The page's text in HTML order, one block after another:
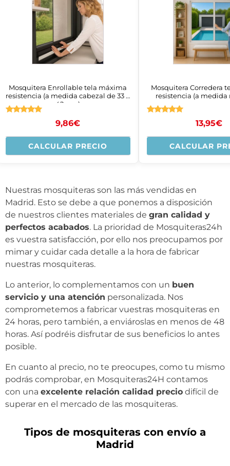
Mosquitera Enrollable tela máxima
resistencia (a medida cabezal de 33 o
42mm)
de 5
9,86€
CALCULAR PRECIO
Mosquitera Corredera
resistencia (a
de 5
13,95€
CALCULAR
Nuestras mosquiteras son las más vendidas en
Madrid. Esto se debe a que ponemos a disposición
de nuestros clientes materiales de gran calidad y
perfectos acabados. La prioridad de Mosquiteras24h
es vuestra satisfacción, por ello nos preocupamos por
mimar y cuidar cada detalle a la hora de fabricar
nuestras mosquiteras.
Lo anterior, lo complementamos con un buen
servicio y una atención personalizada. Nos
comprometemos a fabricar vuestras mosquiteras en
24 horas, pero también, a enviároslas en menos de 48
horas. Así podréis disfrutar de sus beneficios lo antes
posible.
En cuanto al precio, no te preocupes, como tu mismo
podrás comprobar, en Mosquiteras24H contamos
con una excelente relación calidad precio difícil de
superar en el mercado de las mosquiteras.
Tipos de mosquiteras con envío a
Madrid